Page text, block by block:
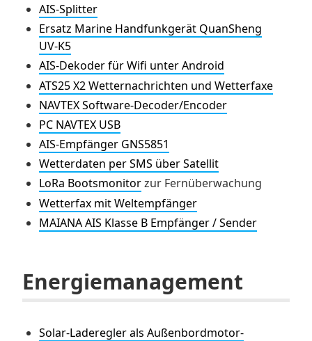
AIS-Splitter
Ersatz Marine Handfunkgerät QuanSheng
UV-K5
AIS-Dekoder für Wifi unter Android
ATS25 X2 Wetternachrichten und Wetterfaxe
NAVTEX Software-Decoder/Encoder
PC NAVTEX USB
AIS-Empfänger GNS5851
Wetterdaten per SMS über Satellit
LoRa Bootsmonitorzur Fernüberwachung
Wetterfax mit Weltempfänger
MAIANA AIS Klasse B Empfänger / Sender
Energiemanagement
Solar-Laderegler als Außenbordmotor-